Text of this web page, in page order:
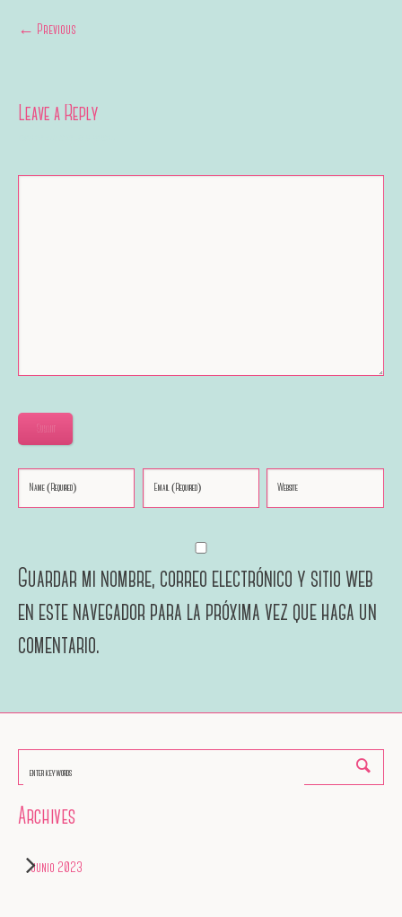
← Previous
Leave a Reply
Submit
Guardar mi nombre, correo electrónico y sitio web
en este navegador para la próxima vez que haga un
comentario.
Archives
junio 2023